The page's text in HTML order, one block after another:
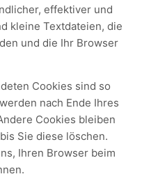
effektiver und
kleine Textdateien, die
und die Ihr Browser
Cookies sind so
nach Ende Ihres
Cookies bleiben
Sie diese löschen.
Ihren Browser beim